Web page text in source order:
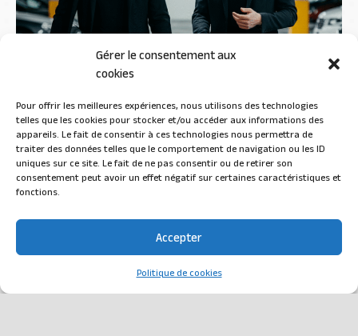
Gérer le consentement aux
cookies
Pour offrir les meilleures expériences, nous utilisons des technologies
telles que les cookies pour stocker et/ou accéder aux informations des
appareils. Le fait de consentir à ces technologies nous permettra de
traiter des données telles que le comportement de navigation ou les ID
uniques sur ce site. Le fait de ne pas consentir ou de retirer son
consentement peut avoir un effet négatif sur certaines caractéristiques et
fonctions.
Accepter
Politique de cookies